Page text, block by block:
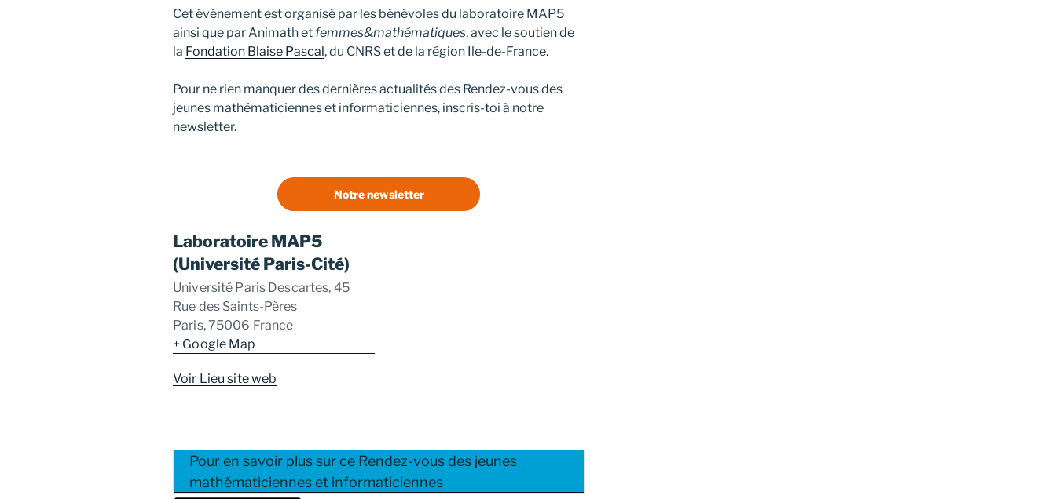
Cet événement est organisé par les bénévoles du laboratoire MAP5
ainsi que par Animath et femmes&mathématiques, avec le soutien de
la Fondation Blaise Pascal, du CNRS et de la région Ile-de-France.
Pour ne rien manquer des dernières actualités des Rendez-vous des
jeunes mathématiciennes et informaticiennes, inscris-toi à notre
newsletter.
Notre newsletter
Laboratoire MAP5
(Université Paris-Cité)
Université Paris Descartes, 45
Rue des Saints-Pères
Paris,75006 France
+ Google Map
Voir Lieu site web
Pour en savoir plus sur ce Rendez-vous des jeunes
mathématiciennes et informaticiennes